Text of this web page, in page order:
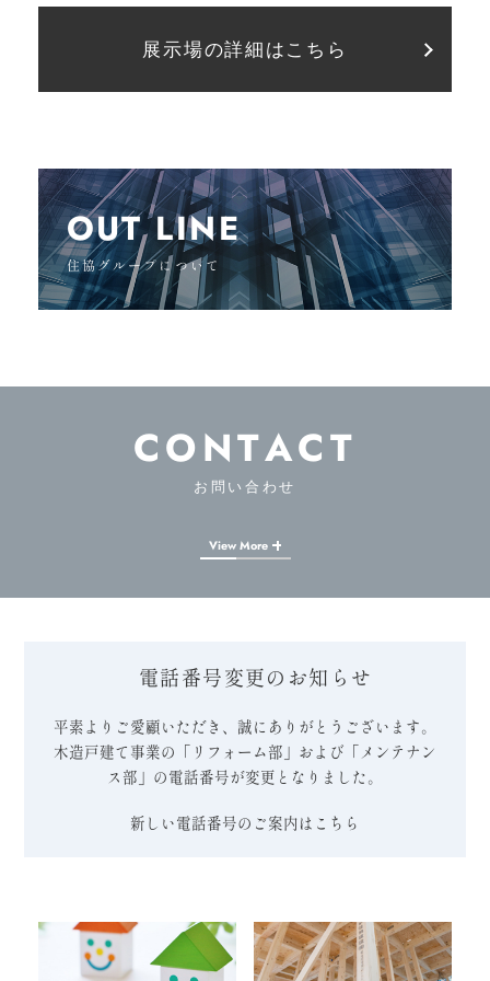
展示場の詳細はこちら
OUT LINE
住協グループについて
CONTACT
お問い合わせ
View More
電話番号変更のお知らせ
平素よりご愛顧いただき、誠にありがとうございます。
木造戸建て事業の「リフォーム部」および「メンテナン
ス部」の電話番号が変更となりました。
新しい電話番号のご案内はこちら